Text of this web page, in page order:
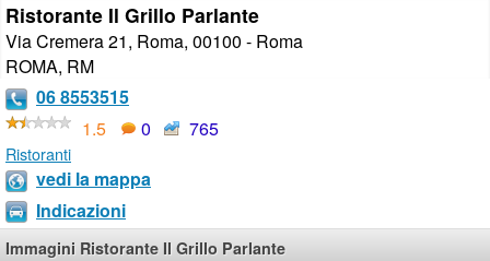
Ristorante Il Grillo Parlante
Via Cremera 21, Roma, 00100 - Roma
ROMA, RM
06 8553515
1.5
0 765
Ristoranti
vedi la mappa
Indicazioni
Immagini Ristorante Il Grillo Parlante